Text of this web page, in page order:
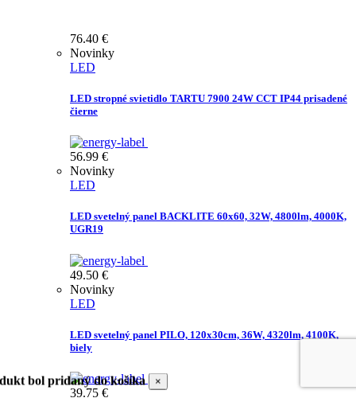
76.40 €
Novinky
LED
LED stropné svietidlo TARTU 7900 24W CCT IP44 prisadené
čierne
56.99 €
Novinky
LED
LED svetelný panel BACKLITE 60x60, 32W, 4800lm, 4000K,
UGR19
49.50 €
Novinky
LED
LED svetelný panel PILO, 120x30cm, 36W, 4320lm, 4100K,
biely
39.75 €
bol pridaný do košíka ×